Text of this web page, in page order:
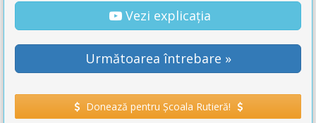
Vezi explicația
Următoarea întrebare »
Donează pentru Școala Rutieră!